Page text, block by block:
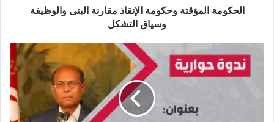
الحكومة المؤقتة وحكومة الإنقاذ مقارنة البنى والوظيفة
وسياق التشكل